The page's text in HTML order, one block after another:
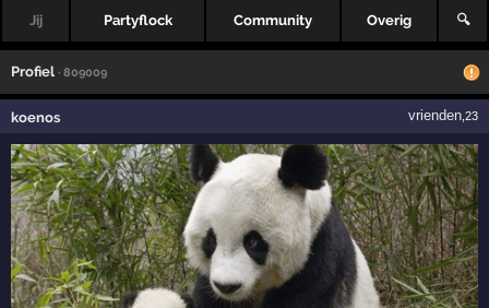
Jij Partyflock Community Overig 🔍
Profiel · 809009
koenos vrienden,23